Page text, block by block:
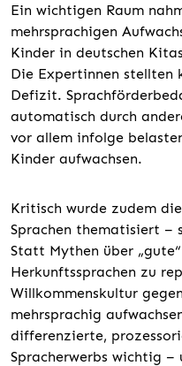
Ein wichtigen Raum
mehrsprachigen
Kinder in deutschen
Die Expertinnen stellten
Defizit.
automatisch durch
vor allem infolge
Kinder aufwachsen.
Kritisch wurde zudem
Sprachen thematisiert –
Statt Mythen über „gute“
Herkunftssprachen zu
Willkommenskultur
mehrsprachig
differenzierte,
Spracherwerbs wichtig –